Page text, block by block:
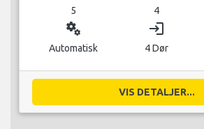
5 4
miscellaneous_services
Automatisk
login
4 Dør
VIS DETALJER...